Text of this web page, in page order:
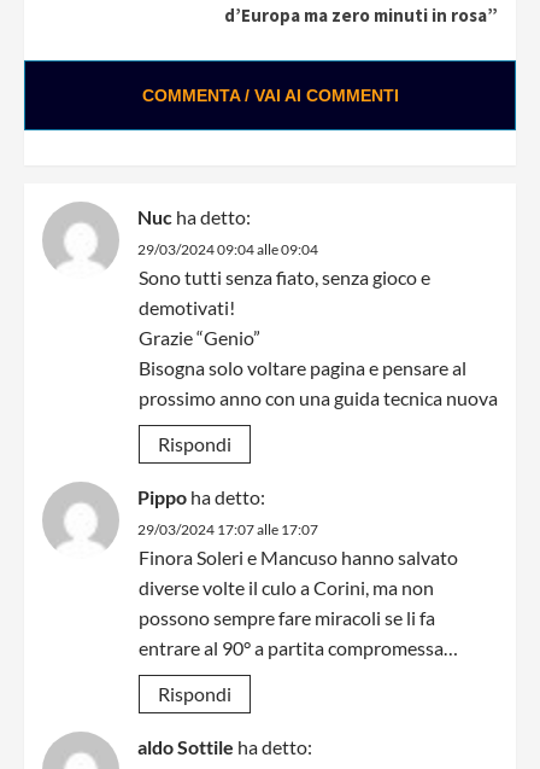
d’Europa ma zero minuti in rosa”
COMMENTA / VAI AI COMMENTI
Nuc ha detto:
29/03/2024 09:04 alle 09:04
Sono tutti senza fiato, senza gioco e
demotivati!
Grazie “Genio”
Bisogna solo voltare pagina e pensare al
prossimo anno con una guida tecnica nuova
Rispondi
Pippo ha detto:
29/03/2024 17:07 alle 17:07
Finora Soleri e Mancuso hanno salvato
diverse volte il culo a Corini, ma non
possono sempre fare miracoli se li fa
entrare al 90° a partita compromessa…
Rispondi
aldo Sottile ha detto: